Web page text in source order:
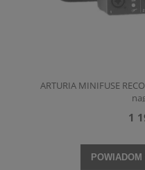
ARTURIA MINIFUSE
1